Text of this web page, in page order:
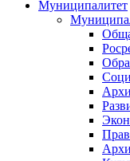
Муниципалитет